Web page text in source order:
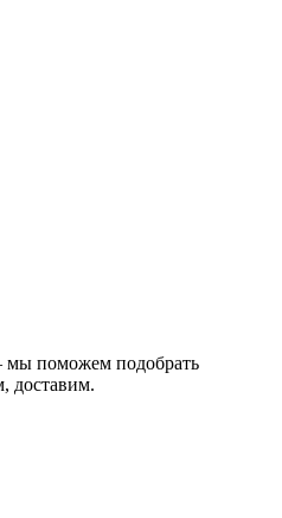
мы поможем подобрать
доставим.